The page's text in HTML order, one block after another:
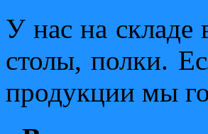
У нас на складе
столы, полки.
продукции мы